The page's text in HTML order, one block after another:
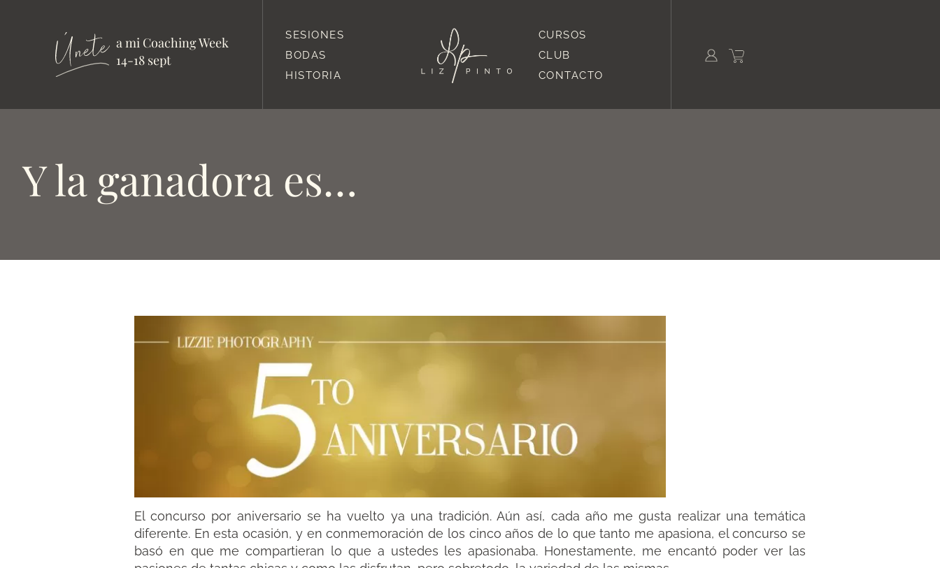
a mi Coaching Week
14-18 sept
SESIONES
BODAS
HISTORIA
CURSOS
CLUB
CONTACTO
Y la ganadora es…
El concurso por aniversario se ha vuelto ya una tradición. Aún así, cada año me gusta realizar una temática
diferente. En esta ocasión, y en conmemoración de los cinco años de lo que tanto me apasiona, el concurso se
basó en que me compartieran lo que a ustedes les apasionaba. Honestamente, me encantó poder ver las